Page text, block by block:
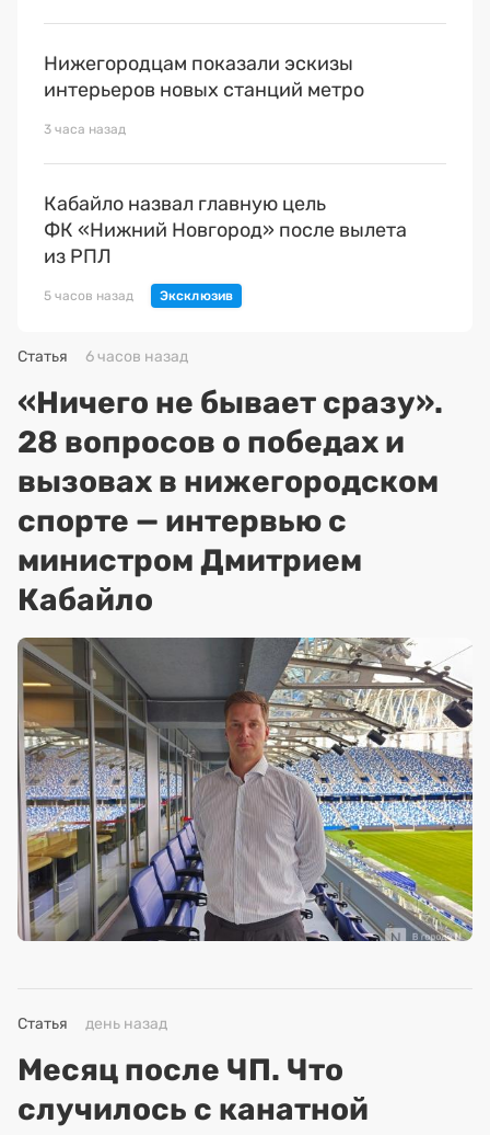
Нижегородцам показали эскизы
интерьеров новых станций метро
3 часа назад
Кабайло назвал главную цель
ФК «Нижний Новгород» после вылета
из РПЛ
5 часов назад
Статья 6 часов назад
«Ничего не бывает сразу».
28 вопросов о победах и
вызовах в нижегородском
спорте — интервью с
министром Дмитрием
Кабайло
Статья день назад
Месяц после ЧП. Что
случилось с канатной